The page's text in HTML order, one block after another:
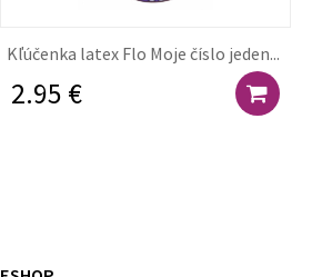
Kľúčenka latex Flo Moje číslo jeden...
2.95 €